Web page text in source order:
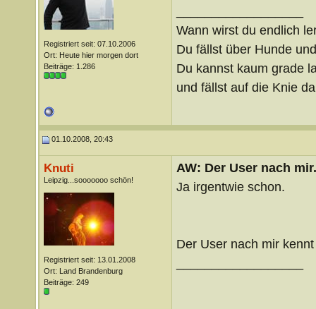
Registriert seit: 07.10.2006
Ort: Heute hier morgen dort
Beiträge: 1.286
Wann wirst du endlich
Du fällst über Hunde
Du kannst kaum grade
und fällst auf die Knie
01.10.2008, 20:43
Knuti
Leipzig...sooooooo schön!
Registriert seit: 13.01.2008
Ort: Land Brandenburg
Beiträge: 249
AW: Der User nach
Ja irgentwie schon.
Der User nach mir